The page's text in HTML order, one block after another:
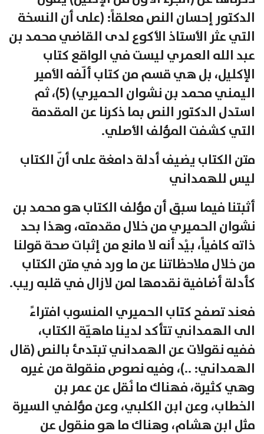
الدكتور إحسان النص معلقاً: (على أن النسخة
التي عثر الأستاذ الأكوع لدى القاضي محمد بن
عبد الله العمري ليست في الواقع كتاب
الإكليل، بل هي قسم من كتاب ألّفه الأمير
اليمني محمد بن نشوان الحميري) (5)، ثم
استدل الدكتور النص بما ذكرنا عن المقدمة
التي كشفت المؤلف الأصلي.
متن الكتاب يضيف أدلة دامغة على أنّ الكتاب
ليس للهمداني
أثبتنا فيما سبق أن مؤلف الكتاب هو محمد بن
نشوان الحميري من خلال مقدمته، وهذا بحد
ذاته كافياً، بيْد أنه لا مانع من إثبات صحة قولنا
من خلال ملاحظاتنا عن ما ورد في متن الكتاب
كأدلة أضافية نقدمها لمن لازال في قلبه ريب.
فعند تصفح كتاب الحميري المنسوب افتراءً
الى الهمداني تتأكد لدينا ماهيّة الكتاب،
ففيه نقولات عن الهمداني تبتدئ بالنص (قال
الهمداني: ..)، وفيه نصوص منقولة من غيره
وهي كثيرة، فهناك ما نُقل عن عمر بن
الخطاب، وعن ابن الكلبي، وعن مؤلفي السيرة
مثل ابن هشام، وهناك ما هو منقول عن